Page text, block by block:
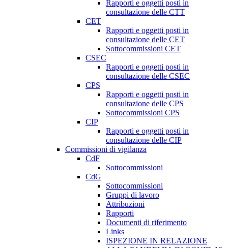
Rapporti e oggetti posti in
consultazione delle CTT
CET
Rapporti e oggetti posti in
consultazione delle CET
Sottocommissioni CET
CSEC
Rapporti e oggetti posti in
consultazione delle CSEC
CPS
Rapporti e oggetti posti in
consultazione delle CPS
Sottocommissioni CPS
CIP
Rapporti e oggetti posti in
consultazione delle CIP
Commissioni di vigilanza
CdF
Sottocommissioni
CdG
Sottocommissioni
Gruppi di lavoro
Attribuzioni
Rapporti
Documenti di riferimento
Links
ISPEZIONE IN RELAZIONE